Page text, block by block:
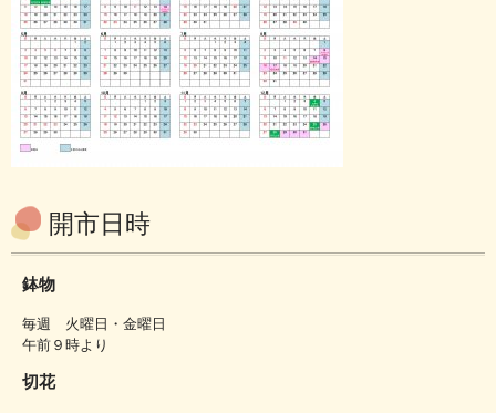
開市日時
鉢物
毎週 火曜日・金曜日
午前９時より
切花